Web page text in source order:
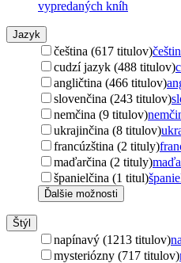
vypredaných kníh
Jazyk
čeština (617 titulov)
cudzí jazyk (488 titulov)
angličtina (466 titulov)
slovenčina (243 titulov)
nemčina (9 titulov)
ukrajinčina (8 titulov)
francúzština (2 tituly)
maďarčina (2 tituly)
španielčina (1 titul)
Ďalšie možnosti
Štýl
napínavý (1213 titulov)
mysteriózny (717 titulov)